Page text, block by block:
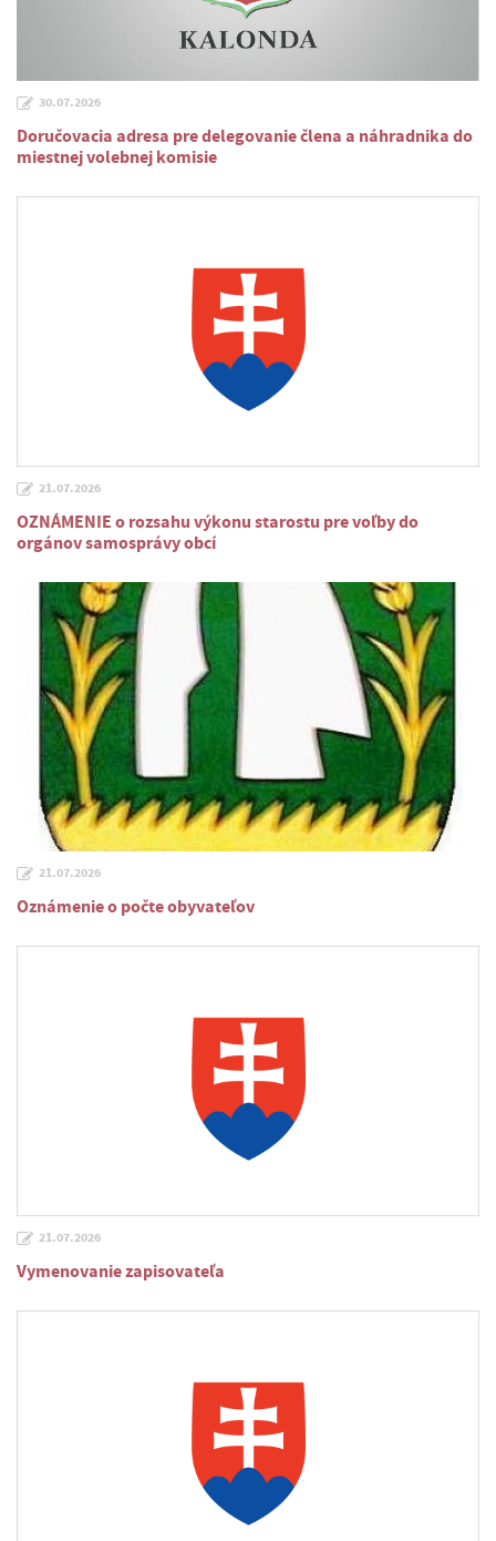
30.07.2026
Doručovacia adresa pre delegovanie člena a náhradnika do
miestnej volebnej komisie
21.07.2026
OZNÁMENIE o rozsahu výkonu starostu pre voľby do
orgánov samosprávy obcí
21.07.2026
Oznámenie o počte obyvateľov
21.07.2026
Vymenovanie zapisovateľa